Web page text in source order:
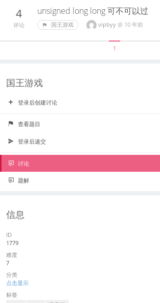
4
评论
unsigned long long 可不可以过
国王游戏 vipbyy @ 10 年前
1
国王游戏
登录后创建讨论
查看题目
登录后递交
讨论
题解
信息
ID
1779
难度
7
分类
点击显示
标签